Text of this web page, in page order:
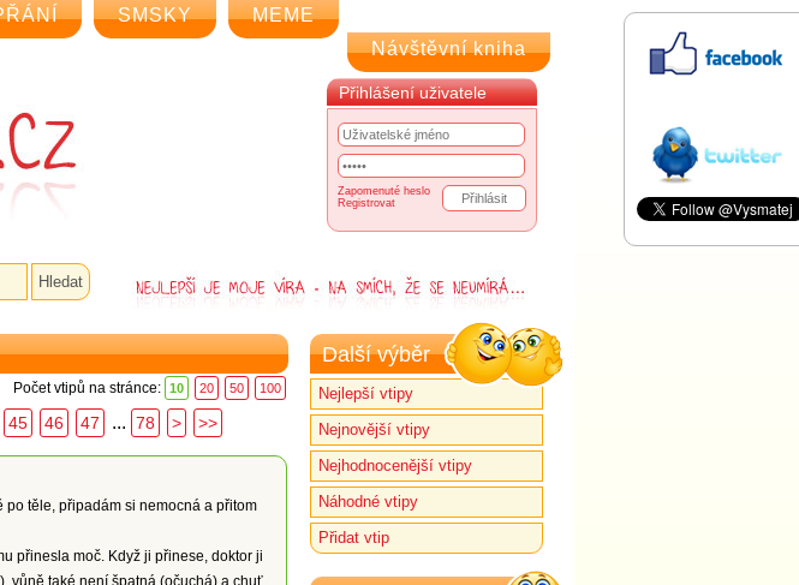
SMSKY
MEME
Návštěvní kniha
Přihlášení uživatele
Zapomenuté heslo
Registrovat
Počet vtipů na stránce: 10 20 50 100
45 46 47 ... 78 > >>
po těle, připadám si nemocná a přitom
přinesla moč. Když ji přinese, doktor ji
vůně také není špatná (očuchá) a chuť
Další výběr
Nejlepší vtipy
Nejnovější vtipy
Nejhodnocenější vtipy
Náhodné vtipy
Přidat vtip